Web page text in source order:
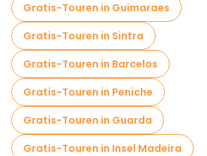
Gratis-Touren in Guimaraes
Gratis-Touren in Sintra
Gratis-Touren in Barcelos
Gratis-Touren in Peniche
Gratis-Touren in Guarda
Gratis-Touren in Insel Madeira